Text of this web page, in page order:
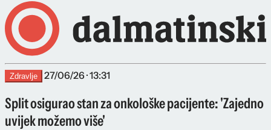
Zdravlje 27/06/26 · 13:31
Split osigurao stan za onkološke pacijente: 'Zajedno
uvijek možemo više'